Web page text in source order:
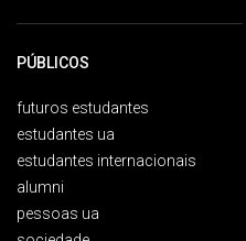
PÚBLICOS
futuros estudantes
estudantes ua
estudantes internacionais
alumni
pessoas ua